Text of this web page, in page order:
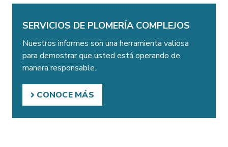
SERVICIOS DE PLOMERÍA COMPLEJOS
Nuestros informes son una herramienta valiosa
para demostrar que usted está operando de
manera responsable.
CONOCE MÁS